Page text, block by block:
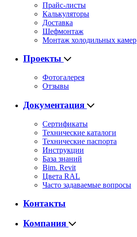
Прайс-листы
Калькуляторы
Доставка
Шефмонтаж
Монтаж холодильных камер
Проекты
Фотогалерея
Отзывы
Документация
Сертификаты
Технические каталоги
Технические паспорта
Инструкции
База знаний
Bim. Revit
Цвета RAL
Часто задаваемые вопросы
Контакты
Компания